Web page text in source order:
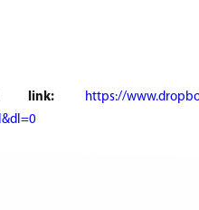
link:
https://